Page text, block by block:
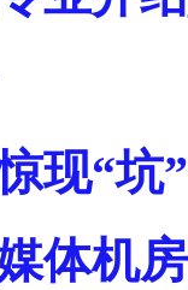
现“坑
体机